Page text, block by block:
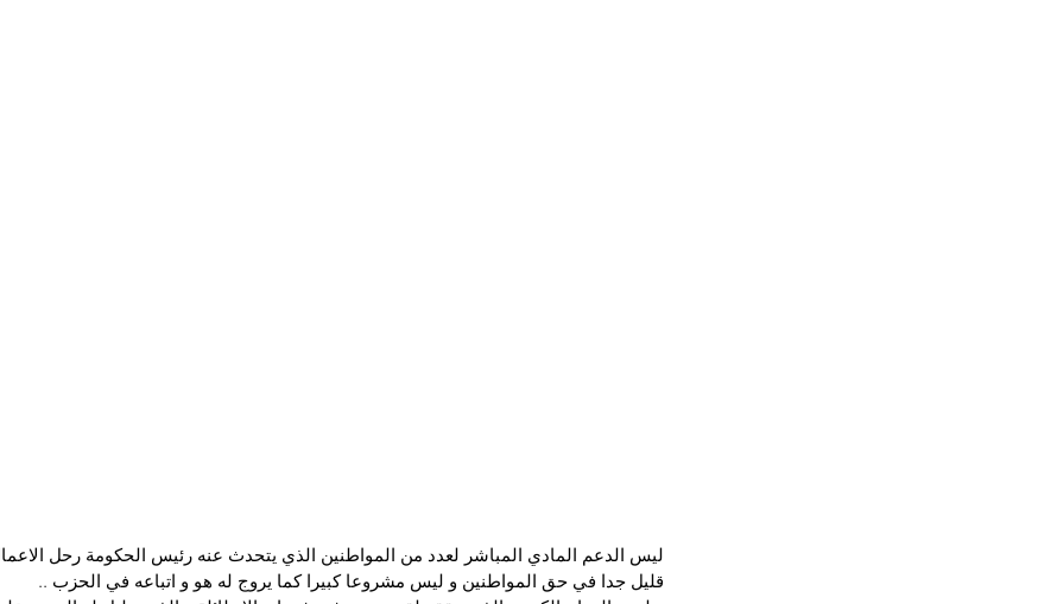
ليس الدعم المادي المباشر لعدد من المواطنين الذي يتحدث عنه رئيس الحكومة رحل
قليل جدا في حق المواطنين و ليس مشروعا كبيرا كما يروج له هو و اتباعه في الحزب ..